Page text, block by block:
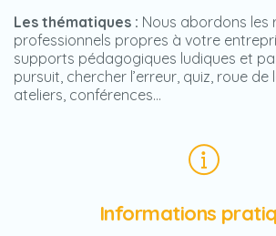
Les thématiques : Nous abordons les
professionnels propres à votre
supports pédagogiques ludiques et
pursuit, chercher l’erreur, quiz, roue de
ateliers, conférences…
Informations